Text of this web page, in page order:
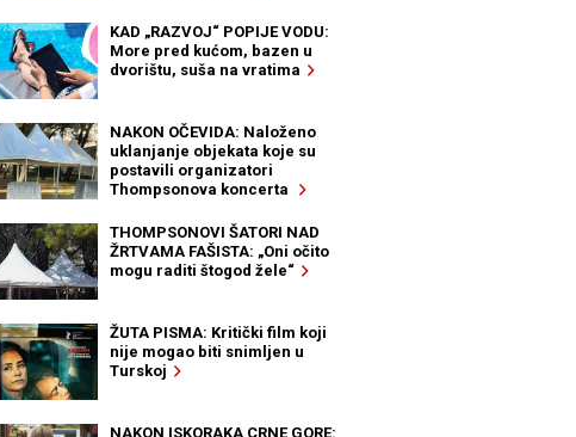
KAD „RAZVOJ“ POPIJE VODU:
More pred kućom, bazen u
dvorištu, suša na vratima
NAKON OČEVIDA: Naloženo
uklanjanje objekata koje su
postavili organizatori
Thompsonova koncerta
THOMPSONOVI ŠATORI NAD
ŽRTVAMA FAŠISTA: „Oni očito
mogu raditi štogod žele“
ŽUTA PISMA: Kritički film koji
nije mogao biti snimljen u
Turskoj
NAKON ISKORAKA CRNE GORE: